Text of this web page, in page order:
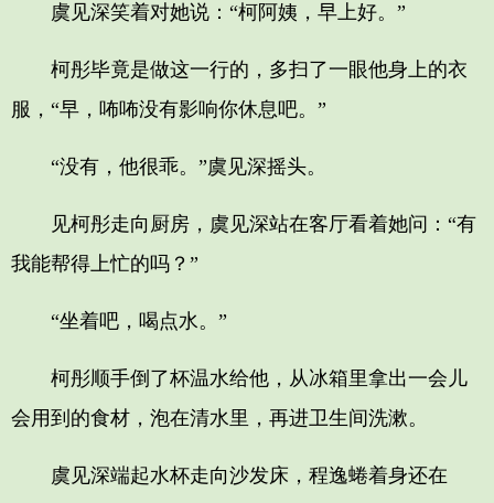
虞见深笑着对她说：“柯阿姨，早上好。”
柯彤毕竟是做这一行的，多扫了一眼他身上的衣
服，“早，咘咘没有影响你休息吧。”
“没有，他很乖。”虞见深摇头。
见柯彤走向厨房，虞见深站在客厅看着她问：“有
我能帮得上忙的吗？”
“坐着吧，喝点水。”
柯彤顺手倒了杯温水给他，从冰箱里拿出一会儿
会用到的食材，泡在清水里，再进卫生间洗漱。
虞见深端起水杯走向沙发床，程逸蜷着身还在